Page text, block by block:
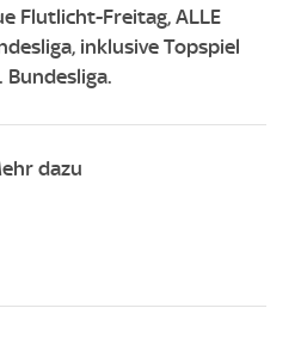
Flutlicht-Freitag, ALLE
inklusive Topspiel
dazu